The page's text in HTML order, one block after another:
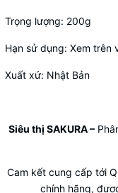
Trọng lượng: 200g
Hạn sử dụng: Xem trên
Xuất xứ: Nhật Bản
Siêu thị SAKURA–
Cam kết cung cấp tới
chính hãng,